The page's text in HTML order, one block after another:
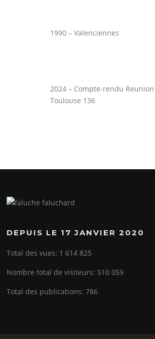
1990 – Valenciennes
2024 – Compte-rendu
Toulouse 136
DEPUIS LE 17 JANVIER 2020
Total des vues: 1 614 825
Nombre total de visiteurs: 510 059
Total des publications:786